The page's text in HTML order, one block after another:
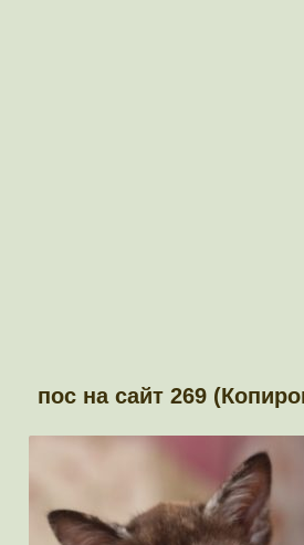
пос на сайт 269